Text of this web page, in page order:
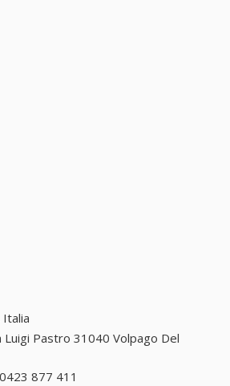
Italia
Luigi Pastro 31040 Volpago Del
877 411